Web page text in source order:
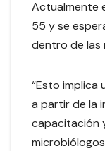
Actualmente
55 y se
dentro de las
“Esto implica
a partir de la
capacitación